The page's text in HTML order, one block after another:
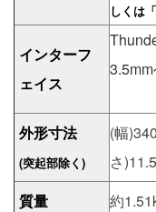
しくは
インターフ
ェイス
外形寸法
(突起部除く)
(幅
さ
質量
約